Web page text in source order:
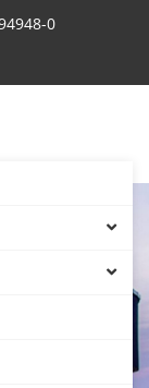
0